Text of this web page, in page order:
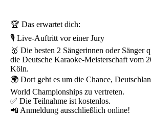
🏆 Das erwartet dich:
🎙️ Live-Auftritt vor einer Jury
🥇 Die besten 2 Sängerinnen oder Sänger
die Deutsche Karaoke-Meisterschaft vom
Köln.
🌍 Dort geht es um die Chance,
World Championships zu vertreten.
✅ Die Teilnahme ist kostenlos.
📲 Anmeldung ausschließlich online!